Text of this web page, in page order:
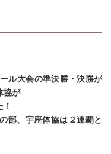
ル大会の準決勝・決勝が
協が
部、宇座体協は２連覇と